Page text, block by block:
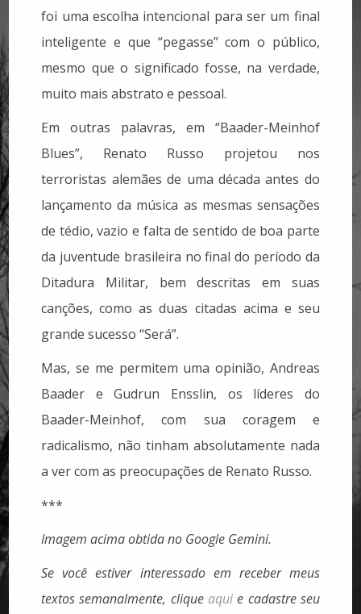
foi uma escolha intencional para ser um final
inteligente e que “pegasse” com o público,
mesmo que o significado fosse, na verdade,
muito mais abstrato e pessoal.
Em outras palavras, em “Baader-Meinhof
Blues”, Renato Russo projetou nos
terroristas alemães de uma década antes do
lançamento da música as mesmas sensações
de tédio, vazio e falta de sentido de boa parte
da juventude brasileira no final do período da
Ditadura Militar, bem descritas em suas
canções, como as duas citadas acima e seu
grande sucesso “Será”.
Mas, se me permitem uma opinião, Andreas
Baader e Gudrun Ensslin, os líderes do
Baader-Meinhof, com sua coragem e
radicalismo, não tinham absolutamente nada
a ver com as preocupações de Renato Russo.
***
Imagem acima obtida no Google Gemini.
Se você estiver interessado em receber meus
textos semanalmente, clique aqui e cadastre seu